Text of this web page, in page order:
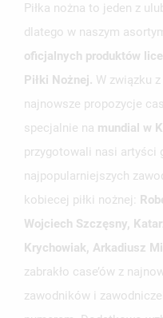
Piłka nożna to jeden z
dlatego w naszym
oficjalnych produktów
Piłki Nożnej. W związku
najnowsze propozycje
specjalnie na mundial w
przygotowali nasi artyści
najpopularniejszych
kobiecej piłki nożnej:
Wojciech Szczęsny,
Krychowiak, Arkadiusz
zabrakło case’ów z
zawodników i
UTWÓRZ LISTĘ
NAZWA LISTY ŻYCZEŃ
ZALOGUJ SIĘ
MUSISZ BYĆ